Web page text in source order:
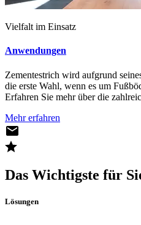
Vielfalt im Einsatz
Anwendungen
Zementestrich wird aufgrund
die erste Wahl, wenn es um
Erfahren Sie mehr über die
Mehr erfahren
Das Wichtigste für
Lösungen